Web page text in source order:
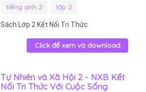
tiếng anh 2
lớp 2
Sách Lớp 2 Kết Nối Tri Thức
Click để xem và download
Tự Nhiên và Xã Hội 2 - NXB Kết
Nối Tri Thức Với Cuộc Sống